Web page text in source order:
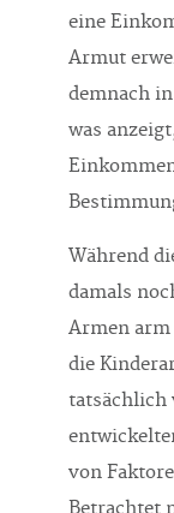
eine
Armut
demnach
was
Während
damals
Armen
die
tatsächlich
von